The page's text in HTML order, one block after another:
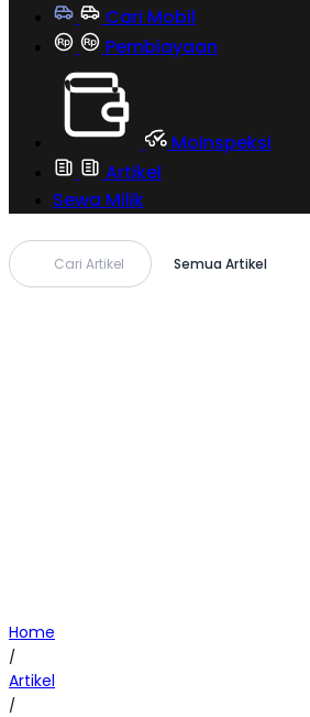
Cari Mobil
Pembiayaan
MoInspeksi
Artikel
Sewa Milik
Cari Artikel Semua Artikel
Home
/
Artikel
/